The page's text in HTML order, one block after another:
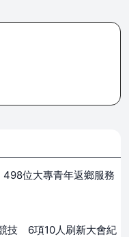
位大專青年返鄉服務
技 6項10人刷新大會紀